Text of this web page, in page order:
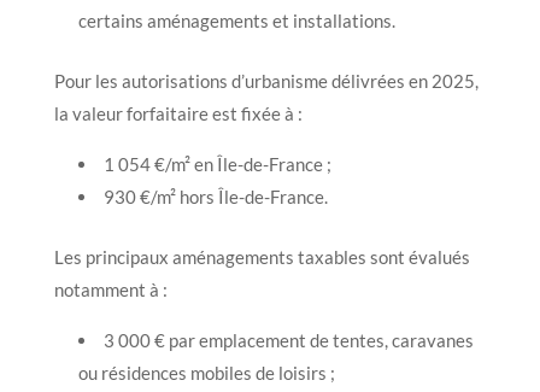
certains aménagements et installations.
Pour les autorisations d’urbanisme délivrées en 2025,
la valeur forfaitaire est fixée à :
1 054 €/m² en Île-de-France ;
930 €/m² hors Île-de-France.
Les principaux aménagements taxables sont évalués
notamment à :
3 000 € par emplacement de tentes, caravanes
ou résidences mobiles de loisirs ;